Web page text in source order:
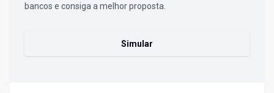
bancos e consiga a melhor proposta.
Simular